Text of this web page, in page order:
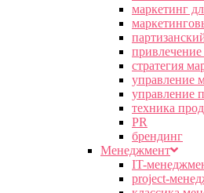
маркетинг
стратегия
управление
управление
техника
PR
брендинг
Менеджмент
IT-
project-